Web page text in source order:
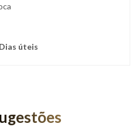
úteis